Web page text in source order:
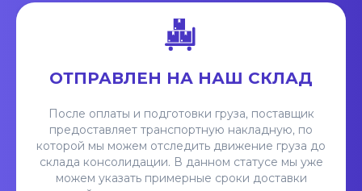
ОТПРАВЛЕН НА НАШ СКЛАД
После оплаты и подготовки груза, поставщик
предоставляет транспортную накладную, по
которой мы можем отследить движение груза до
склада консолидации. В данном статусе мы уже
можем указать примерные сроки доставки